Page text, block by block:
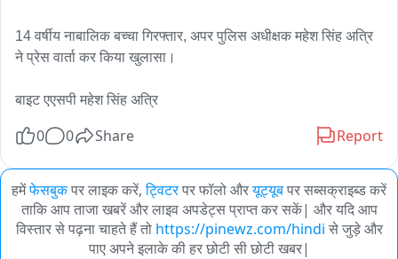
14 वर्षीय नाबालिक बच्चा गिरफ्तार, अपर पुलिस अधीक्षक महेश सिंह अत्रि
ने प्रेस वार्ता कर किया खुलासा।
बाइट एएसपी महेश सिंह अत्रि
0 0 Share Report
हमेंफेसबुकपर लाइक करें, ट्विटरपर फॉलो औरयूट्यूबपर सब्सक्राइब्ड करें
ताकि आप ताजा खबरें और लाइव अपडेट्स प्राप्त कर सकें| और यदि आप
विस्तार से पढ़ना चाहते हैं तो https://pinewz.com/hindi से जुड़े और
पाए अपने इलाके की हर छोटी सी छोटी खबर|